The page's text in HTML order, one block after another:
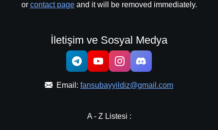
or contact pageand it will be removed immediately.
İletişim ve Sosyal Medya
Email: fansubayyildiz@gmail.com
A - Z Listesi :